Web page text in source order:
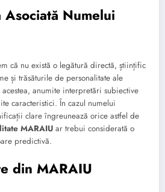
Asociată Numelui
că nu există o legătură directă, științific
și trăsăturile de personalitate ale
anumite interpretări subiective
caracteristici. În cazul numelui
clare îngreunează orice astfel de
MARAIU ar trebui considerată o
predictivă.
din MARAIU